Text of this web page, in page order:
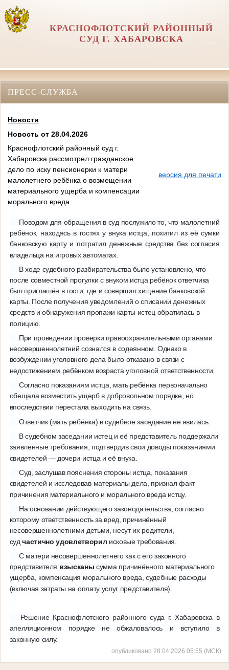
КРАСНОФЛОТСКИЙ РАЙОННЫЙ
СУД Г. ХАБАРОВСКА
ПРЕСС-СЛУЖБА
Новости
Новость от 28.04.2026
Краснофлотский районный суд г.
Хабаровска рассмотрел гражданское
дело по иску пенсионерки к матери
малолетнего ребёнка о возмещении
материального ущерба и компенсации
морального вреда
версия для печати
Поводом для обращения в суд послужило то, что малолетний
ребёнок, находясь в гостях у внука истца, похитил из её сумки
банковскую карту и потратил денежные средства без согласия
владельца на игровых автоматах.
В ходе судебного разбирательства было установлено, что
после совместной прогулки с внуком истца ребёнок ответчика
был приглашён в гости, где и совершил хищение банковской
карты. После получения уведомлений о списании денежных
средств и обнаружения пропажи карты истец обратилась в
полицию.
При проведении проверки правоохранительными органами
несовершеннолетний сознался в содеянном. Однако в
возбуждении уголовного дела было отказано в связи с
недостижением ребёнком возраста уголовной ответственности.
Согласно показаниям истца, мать ребёнка первоначально
обещала возместить ущерб в добровольном порядке, но
впоследствии перестала выходить на связь.
Ответчик (мать ребёнка) в судебное заседание не явилась.
В судебном заседании истец и её представитель поддержали
заявленные требования, подтвердив свои доводы показаниями
свидетелей — дочери истца и её внука.
Суд, заслушав пояснения стороны истца, показания
свидетелей и исследовав материалы дела, признал факт
причинения материального и морального вреда истцу.
На основании действующего законодательства, согласно
которому ответственность за вред, причинённый
несовершеннолетними детьми, несут их родители,
судчастично удовлетворил исковые требования.
С матери несовершеннолетнего как с его законного
представителя взысканы сумма причинённого материального
ущерба, компенсация морального вреда, судебные расходы
(включая затраты на оплату услуг представителя).
Решение Краснофлотского районного суда г. Хабаровска в
апелляционном порядке не обжаловалось и вступило в
законную силу.
опубликовано 28.04.2026 05:55 (МСК)